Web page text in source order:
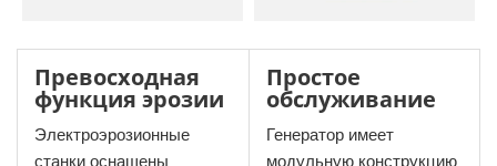
Превосходная
функция эрозии
Электроэрозионные
станки оснащены
Простое
обслуживание
Генератор имеет
модульную конструкцию